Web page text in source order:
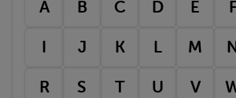
A B C D E F
I J K L M
R S T U V